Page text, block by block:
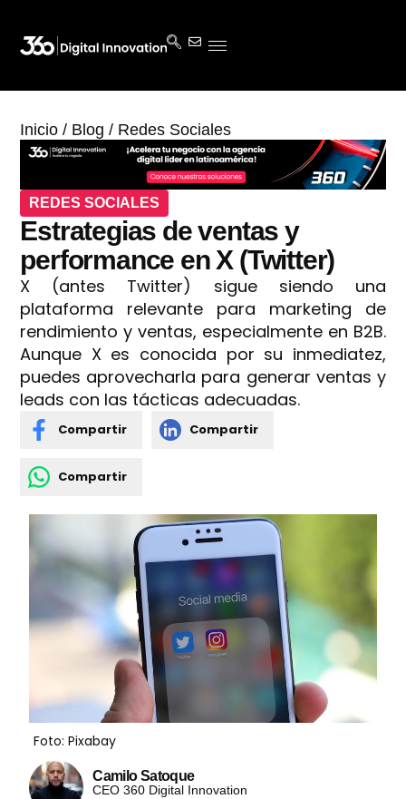
Inicio / Blog / Redes Sociales
REDES SOCIALES
Estrategias de ventas y
performance en X (Twitter)
X (antes Twitter) sigue siendo una
plataforma relevante para marketing de
rendimiento y ventas, especialmente en B2B.
Aunque X es conocida por su inmediatez,
puedes aprovecharla para generar ventas y
leads con las tácticas adecuadas.
Compartir Compartir
Compartir
Foto: Pixabay
Camilo Satoque
CEO 360 Digital Innovation